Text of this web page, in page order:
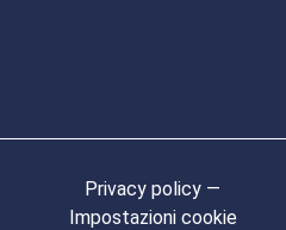
Privacy policy —
Impostazioni cookie